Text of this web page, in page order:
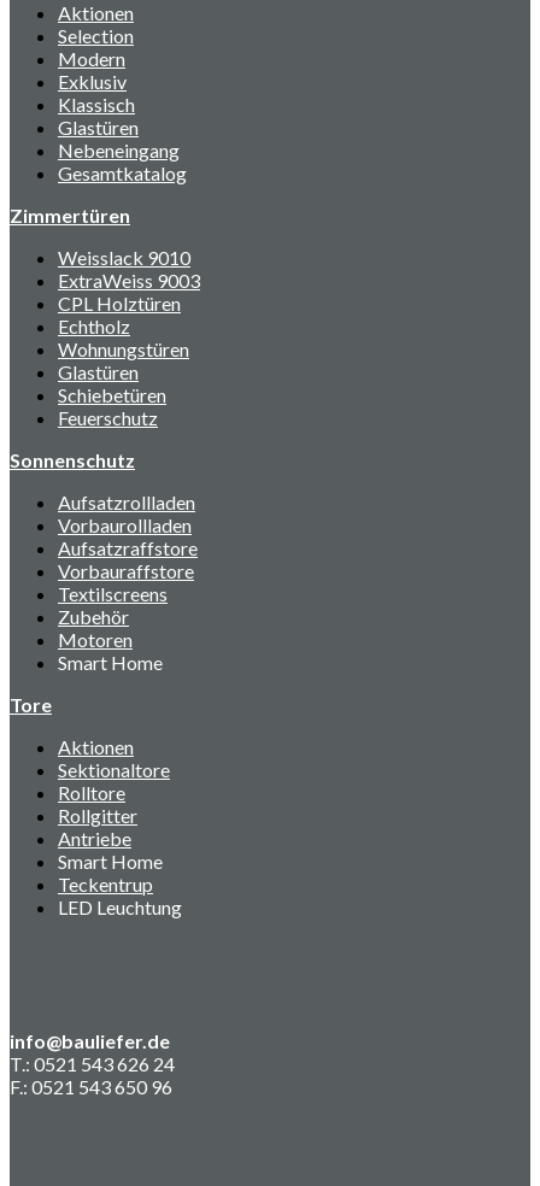
Aktionen
Selection
Modern
Exklusiv
Klassisch
Glastüren
Nebeneingang
Gesamtkatalog
Zimmertüren
Weisslack 9010
ExtraWeiss 9003
CPL Holztüren
Echtholz
Wohnungstüren
Glastüren
Schiebetüren
Feuerschutz
Sonnenschutz
Aufsatzrollladen
Vorbaurollladen
Aufsatzraffstore
Vorbauraffstore
Textilscreens
Zubehör
Motoren
Smart Home
Tore
Aktionen
Sektionaltore
Rolltore
Rollgitter
Antriebe
Smart Home
Teckentrup
LED Leuchtung
info@bauliefer.de
T.: 0521 543 626 24
F.: 0521 543 650 96